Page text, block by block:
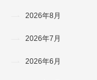
2026年8月
2026年7月
2026年6月